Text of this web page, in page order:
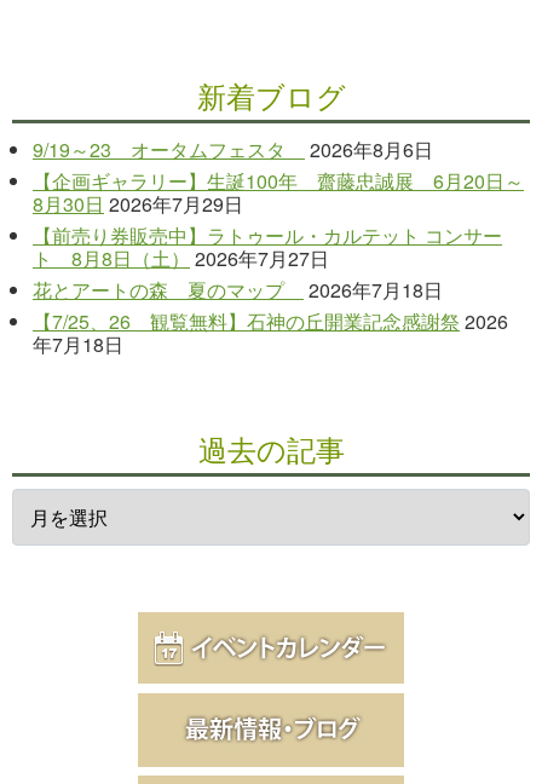
新着ブログ
9/19～23 オータムフェスタ
2026年8月6日
【企画ギャラリー】生誕100年 齋藤忠誠展 6月20日～
8月30日 2026年7月29日
【前売り券販売中】ラトゥール・カルテット コンサー
ト 8月8日（土）
2026年7月27日
花とアートの森 夏のマップ
2026年7月18日
【7/25、26 観覧無料】石神の丘開業記念感謝祭 2026
年7月18日
過去の記事